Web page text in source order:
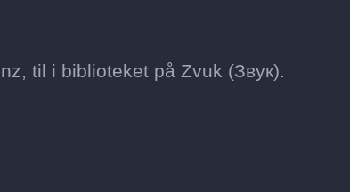
til i biblioteket på Zvuk (Звук).